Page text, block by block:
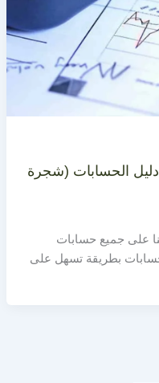
الحسابات (شجرة
على جميع حسابات
بطريقة تسهل على